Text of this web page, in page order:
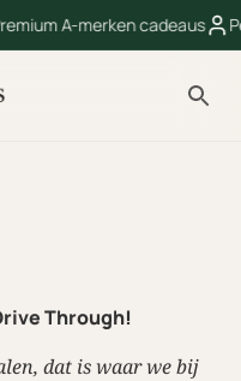
A-merken cadeaus
Through!
dat is waar we bij